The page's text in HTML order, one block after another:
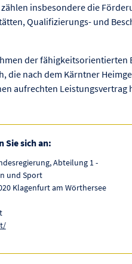
insbesondere die
Qualifizierungs- und
der fähigkeitsorientierten
die nach dem Kärntner
aufrechten Leistungsvertrag
Sie sich an:
Abteilung 1 -
und Sport
Klagenfurt am Wörthersee